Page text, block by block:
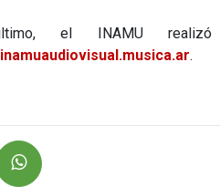
el INAMU
.